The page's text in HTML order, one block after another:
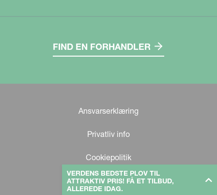
VERDENS BEDSTE PLOV TIL
ATTRAKTIV PRIS! FÅ ET TILBUD,
ALLEREDE IDAG.
FIND EN FORHANDLER
Ansvarserklæring
Privatliv info
Cookiepolitik